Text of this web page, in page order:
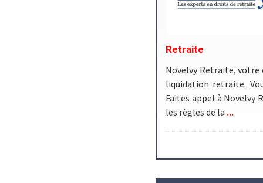
Retraite
Novelvy Retraite,
liquidation retraite.
Faites appel à
les règles de la ...